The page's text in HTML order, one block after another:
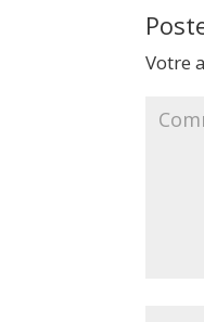
Votre